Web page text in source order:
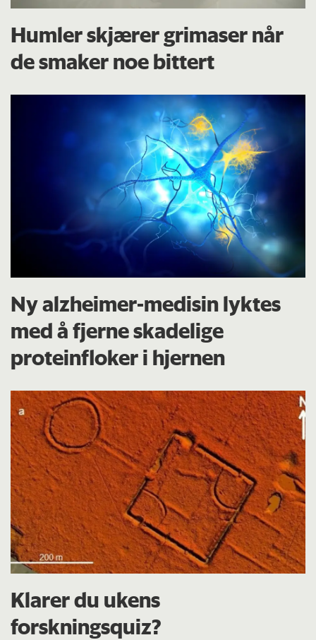
Humler skjærer grimaser når
de smaker noe bittert
Ny alzheimer-medisin lyktes
med å fjerne skadelige
proteinfloker i hjernen
Klarer du ukens
forskningsquiz?